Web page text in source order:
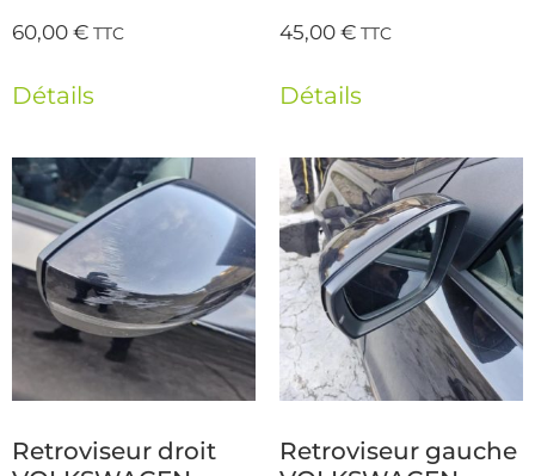
60,00€ TTC
Détails
45,00€ TTC
Détails
Retroviseur droit
Retroviseur gauche